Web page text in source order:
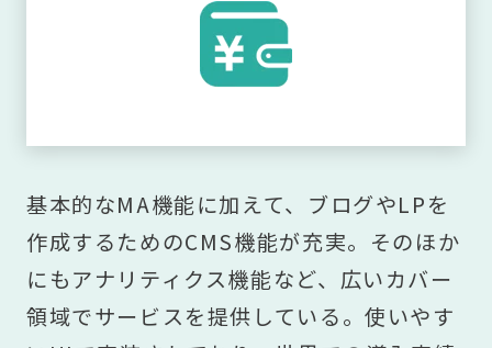
基本的なMA機能に加えて、ブログやLPを
作成するためのCMS機能が充実。そのほか
にもアナリティクス機能など、広いカバー
領域でサービスを提供している。使いやす